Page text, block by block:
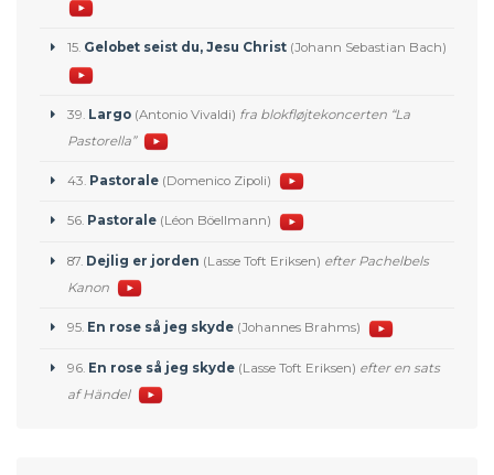
15. Gelobet seist du, Jesu Christ(Johann Sebastian Bach)
39. Largo(Antonio Vivaldi) fra blokfløjtekoncerten “La
Pastorella”
43. Pastorale(Domenico Zipoli)
56. Pastorale(Léon Böellmann)
87. Dejlig er jorden (Lasse Toft Eriksen) efter Pachelbels
Kanon
95. En rose så jeg skyde(Johannes Brahms)
96. En rose så jeg skyde(Lasse Toft Eriksen) efter en sats
af Händel